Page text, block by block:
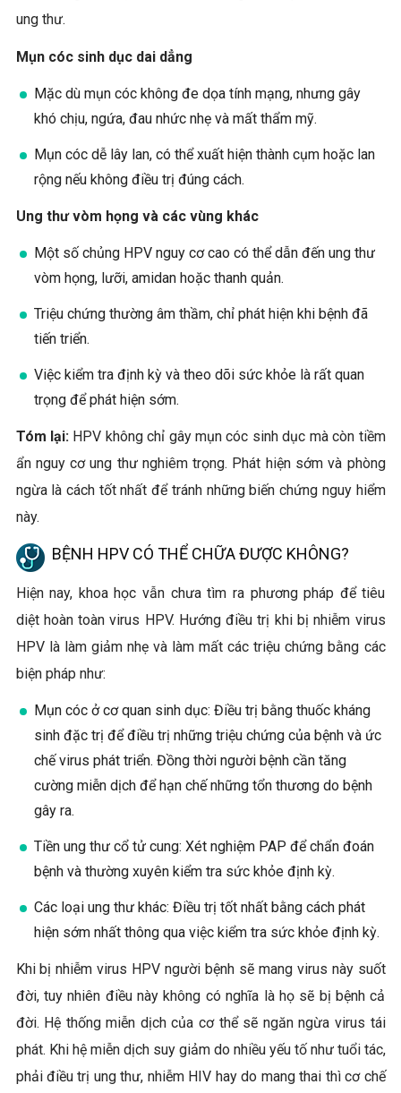
ung thư.
Mụn cóc sinh dục dai dẳng
Mặc dù mụn cóc không đe dọa tính mạng, nhưng gây
khó chịu, ngứa, đau nhức nhẹ và mất thẩm mỹ.
Mụn cóc dễ lây lan, có thể xuất hiện thành cụm hoặc lan
rộng nếu không điều trị đúng cách.
Ung thư vòm họng và các vùng khác
Một số chủng HPV nguy cơ cao có thể dẫn đến ung thư
vòm họng, lưỡi, amidan hoặc thanh quản.
Triệu chứng thường âm thầm, chỉ phát hiện khi bệnh đã
tiến triển.
Việc kiểm tra định kỳ và theo dõi sức khỏe là rất quan
trọng để phát hiện sớm.
Tóm lại:HPV không chỉ gây mụn cóc sinh dục mà còn tiềm
ẩn nguy cơ ung thư nghiêm trọng. Phát hiện sớm và phòng
ngừa là cách tốt nhất để tránh những biến chứng nguy hiểm
này.
BỆNH HPV CÓ THỂ CHỮA ĐƯỢC KHÔNG?
Hiện nay, khoa học vẫn chưa tìm ra phương pháp để tiêu
diệt hoàn toàn virus HPV. Hướng điều trị khi bị nhiễm virus
HPV là làm giảm nhẹ và làm mất các triệu chứng bằng các
biện pháp như:
Mụn cóc ở cơ quan sinh dục: Điều trị bằng thuốc kháng
sinh đặc trị để điều trị những triệu chứng của bệnh và ức
chế virus phát triển. Đồng thời người bệnh cần tăng
cường miễn dịch để hạn chế những tổn thương do bệnh
gây ra.
Tiền ung thư cổ tử cung: Xét nghiệm PAP để chẩn đoán
bệnh và thường xuyên kiểm tra sức khỏe định kỳ.
Các loại ung thư khác: Điều trị tốt nhất bằng cách phát
hiện sớm nhất thông qua việc kiểm tra sức khỏe định kỳ.
Khi bị nhiễm virus HPV người bệnh sẽ mang virus này suốt
đời, tuy nhiên điều này không có nghĩa là họ sẽ bị bệnh cả
đời. Hệ thống miễn dịch của cơ thể sẽ ngăn ngừa virus tái
phát. Khi hệ miễn dịch suy giảm do nhiều yếu tố như tuổi tác,
phải điều trị ung thư, nhiễm HIV hay do mang thai thì cơ chế